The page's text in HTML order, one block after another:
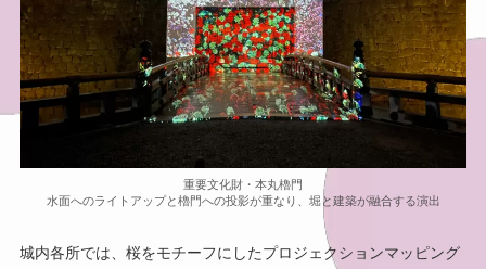
重要文化財・本丸櫓門
水面へのライトアップと櫓門への投影が重なり、堀と建築が融合する演出
城内各所では、桜をモチーフにしたプロジェクションマッピング